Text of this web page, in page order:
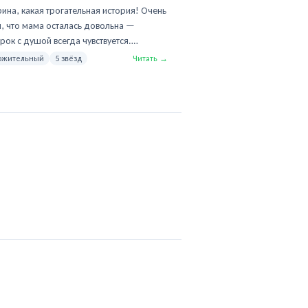
какая трогательная история! Очень
что мама осталась довольна —
с душой всегда чувствуется.
мы уделяем особое внимание
коллекции, пишите в чат,
5 звёзд Читать →